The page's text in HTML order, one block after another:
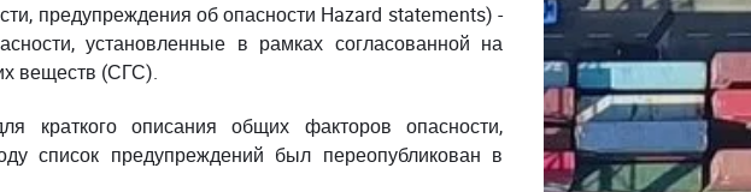
предупреждения об опасности Hazard statements) -
установленные в рамках согласованной на
веществ (СГС).
краткого описания общих факторов опасности,
список предупреждений был переопубликован в